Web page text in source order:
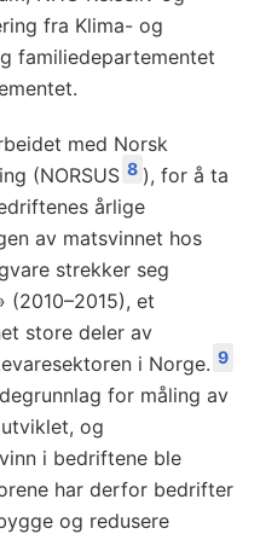
fra Klima- og
familiedepartementet
med Norsk
(NORSUS 8 ), for å ta
årlige
av matsvinnet hos
strekker seg
et
store deler av
i Norge. 9
for måling av
og
i bedriftene ble
har derfor bedrifter
og redusere